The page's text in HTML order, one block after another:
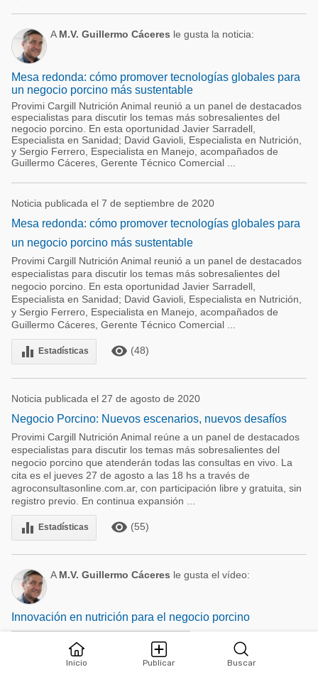
Inicio Publicar Buscar
A M.V. Guillermo Cáceres le gusta la noticia:
Mesa redonda: cómo promover tecnologías globales para
un negocio porcino más sustentable
Provimi Cargill Nutrición Animal reunió a un panel de destacados
especialistas para discutir los temas más sobresalientes del
negocio porcino. En esta oportunidad Javier Sarradell,
Especialista en Sanidad; David Gavioli, Especialista en Nutrición,
y Sergio Ferrero, Especialista en Manejo, acompañados de
Guillermo Cáceres, Gerente Técnico Comercial ...
Noticia publicada el 7 de septiembre de 2020
Mesa redonda: cómo promover tecnologías globales para
un negocio porcino más sustentable
Provimi Cargill Nutrición Animal reunió a un panel de destacados
especialistas para discutir los temas más sobresalientes del
negocio porcino. En esta oportunidad Javier Sarradell,
Especialista en Sanidad; David Gavioli, Especialista en Nutrición,
y Sergio Ferrero, Especialista en Manejo, acompañados de
Guillermo Cáceres, Gerente Técnico Comercial ...
equalizer Estadísticas remove_red_eye (48)
Noticia publicada el 27 de agosto de 2020
Negocio Porcino: Nuevos escenarios, nuevos desafíos
Provimi Cargill Nutrición Animal reúne a un panel de destacados
especialistas para discutir los temas más sobresalientes del
negocio porcino que atenderán todas las consultas en vivo. La
cita es el jueves 27 de agosto a las 18 hs a través de
agroconsultasonline.com.ar, con participación libre y gratuita, sin
registro previo. En continua expansión ...
equalizer Estadísticas remove_red_eye (55)
A M.V. Guillermo Cáceres le gusta el vídeo:
Innovación en nutrición para el negocio porcino